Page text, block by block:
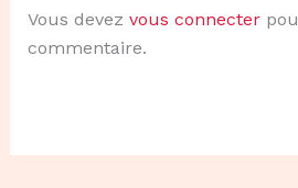
Vous devez vous connecter
commentaire.